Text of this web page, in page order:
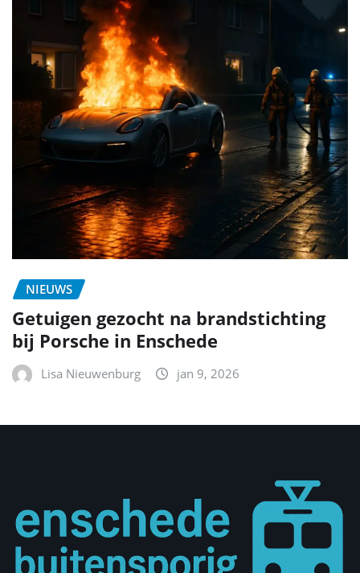
NIEUWS
Getuigen gezocht na brandstichting
bij Porsche in Enschede
Lisa Nieuwenburg jan 9, 2026